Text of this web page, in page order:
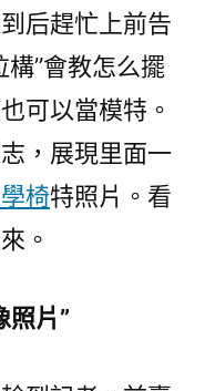
后趕忙上前告
”會教怎么擺
可以當模特。
，展現里面一
椅特照片。看
。
照片”